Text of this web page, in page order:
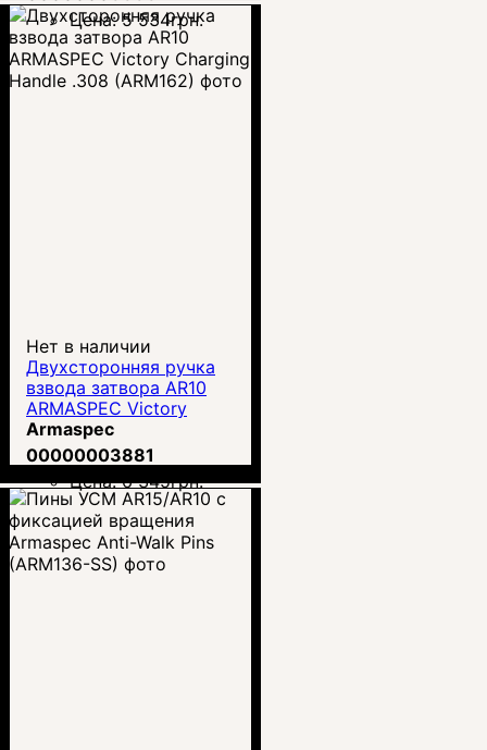
Цена:5 534грн.
Нет в наличии
Двухсторонняя ручка
взвода затвора AR10
ARMASPEC Victory
Charging Handle .308
(ARM162)
Armaspec
00000003881
Цена:6 345грн.